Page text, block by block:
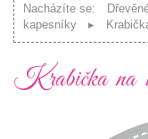
Nacházíte se:
kapesníky
Krabička na